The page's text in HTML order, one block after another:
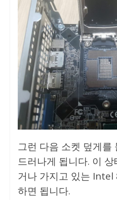
그런 다음 소켓 덮게를
드러나게 됩니다. 이
거나 가지고 있는 Intel
하면 됩니다.